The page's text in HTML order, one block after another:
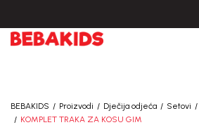
BEBAKIDS Proizvodi Dječija odjeća Setovi
KOMPLET TRAKA ZA KOSU GIM